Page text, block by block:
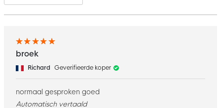
broek
Richard Geverifieerde koper
normaal gesproken goed
Automatisch vertaald